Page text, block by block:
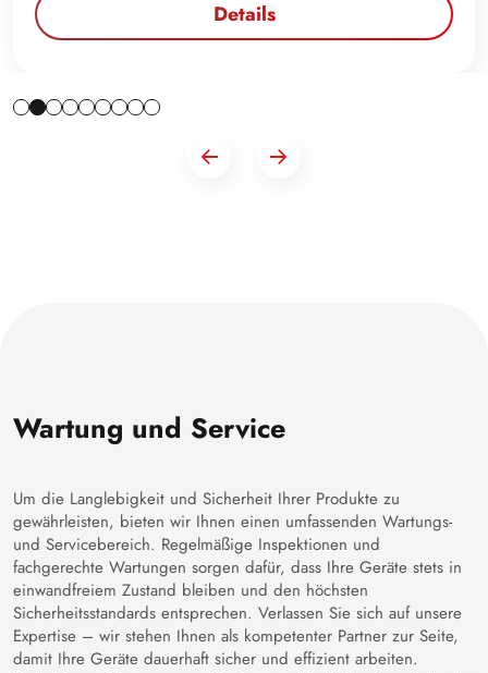
Details
Wartung und Service
Um die Langlebigkeit und Sicherheit Ihrer Produkte zu
gewährleisten, bieten wir Ihnen einen umfassenden Wartungs-
und Servicebereich. Regelmäßige Inspektionen und
fachgerechte Wartungen sorgen dafür, dass Ihre Geräte stets in
einwandfreiem Zustand bleiben und den höchsten
Sicherheitsstandards entsprechen. Verlassen Sie sich auf unsere
Expertise – wir stehen Ihnen als kompetenter Partner zur Seite,
damit Ihre Geräte dauerhaft sicher und effizient arbeiten.